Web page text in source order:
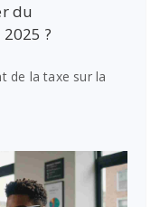
du
?
de la taxe sur la